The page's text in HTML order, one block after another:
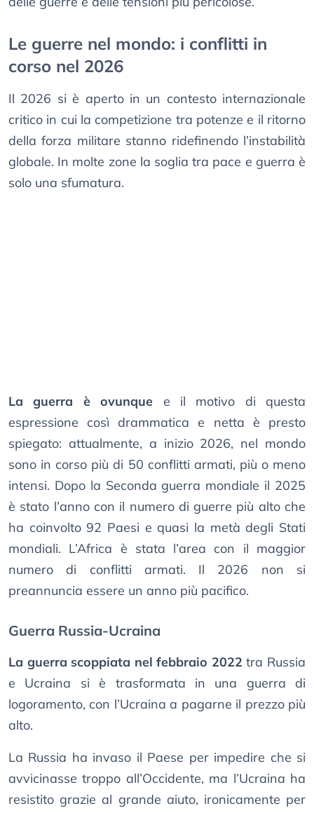
Le guerre nel mondo: i conflitti in
corso nel 2026
Il 2026 si è aperto in un contesto internazionale
critico in cui la competizione tra potenze e il ritorno
della forza militare stanno ridefinendo l’instabilità
globale. In molte zone la soglia tra pace e guerra è
solo una sfumatura.
La guerra è ovunque e il motivo di questa
espressione così drammatica e netta è presto
spiegato: attualmente, a inizio 2026, nel mondo
sono in corso più di 50 conflitti armati, più o meno
intensi. Dopo la Seconda guerra mondiale il 2025
è stato l’anno con il numero di guerre più alto che
ha coinvolto 92 Paesi e quasi la metà degli Stati
mondiali. L’Africa è stata l’area con il maggior
numero di conflitti armati. Il 2026 non si
preannuncia essere un anno più pacifico.
Guerra Russia-Ucraina
La guerra scoppiata nel febbraio 2022 tra Russia
e Ucraina si è trasformata in una guerra di
logoramento, con l’Ucraina a pagarne il prezzo più
alto.
La Russia ha invaso il Paese per impedire che si
avvicinasse troppo all’Occidente, ma l’Ucraina ha
resistito grazie al grande aiuto, ironicamente per